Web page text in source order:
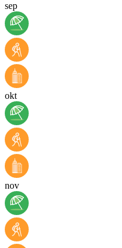
sep
okt
nov